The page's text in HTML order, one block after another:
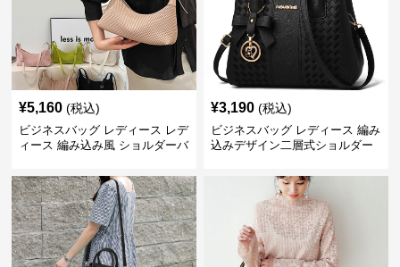
¥5,160 (税込)
ビジネスバッグ レディース レデ
ィース 編み込み風 ショルダーバ
¥3,190 (税込)
ビジネスバッグ レディース 編み
込みデザイン二層式ショルダー